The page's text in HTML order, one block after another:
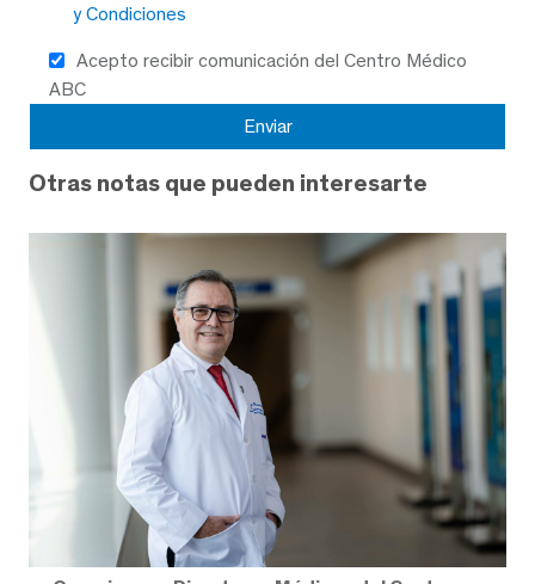
y Condiciones
Acepto recibir comunicación del Centro Médico
ABC
Otras notas que pueden interesarte